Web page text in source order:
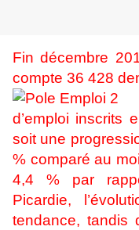
Fin décembre
compte 36 428
d’emploi inscrits
soit une
% comparé au
4,4 % par
Picardie,
tendance, tandis